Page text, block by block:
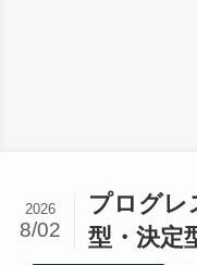
プログレ
型・決定
2026
8/02